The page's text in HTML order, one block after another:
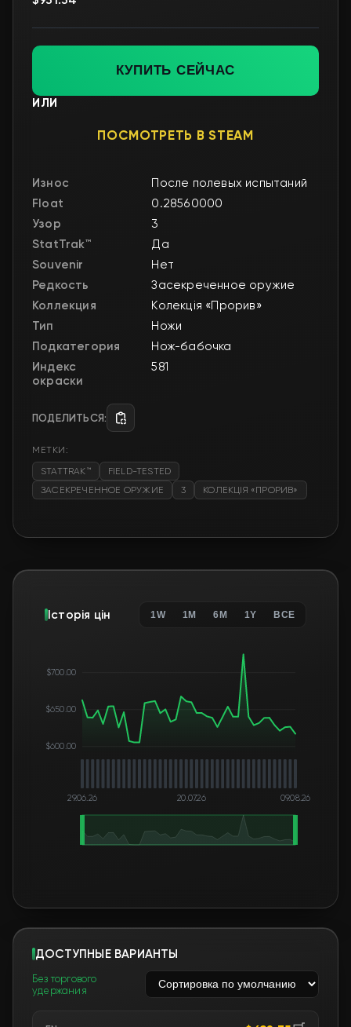
КУПИТЬ СЕЙЧАС
ИЛИ
ПОСМОТРЕТЬ В STEAM
Износ
После полевых испытаний
Float
0.28560000
Узор
3
StatTrak™
Да
Souvenir
Нет
Редкость
Засекреченное оружие
Коллекция
Колекція «Прорив»
Тип
Ножи
Подкатегория
Нож-бабочка
Индекс
окраски
581
ПОДЕЛИТЬСЯ:
МЕТКИ:
STATTRAK™
FIELD-TESTED
ЗАСЕКРЕЧЕННОЕ ОРУЖИЕ
3 КОЛЕКЦІЯ «ПРОРИВ»
Історія цін 1W 1M 6M 1Y ВСЕ
$600.00
$650.00
$700.00
29.06.26 20.07.26 09.08.26
ДОСТУПНЫЕ ВАРИАНТЫ
Без торгового
удержания